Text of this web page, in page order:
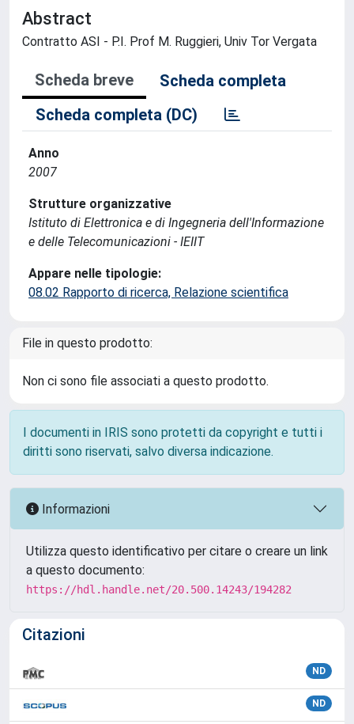
Abstract
Contratto ASI - P.I. Prof M. Ruggieri, Univ Tor Vergata
Scheda breve
Scheda completa
Scheda completa (DC)
Anno
2007
Strutture organizzative
Istituto di Elettronica e di Ingegneria dell'Informazione
e delle Telecomunicazioni - IEIIT
Appare nelle tipologie:
08.02 Rapporto di ricerca, Relazione scientifica
File in questo prodotto:
Non ci sono file associati a questo prodotto.
I documenti in IRIS sono protetti da copyright e tutti i
diritti sono riservati, salvo diversa indicazione.
Informazioni
Utilizza questo identificativo per citare o creare un link
a questo documento:
https://hdl.handle.net/20.500.14243/194282
Citazioni
ND
ND